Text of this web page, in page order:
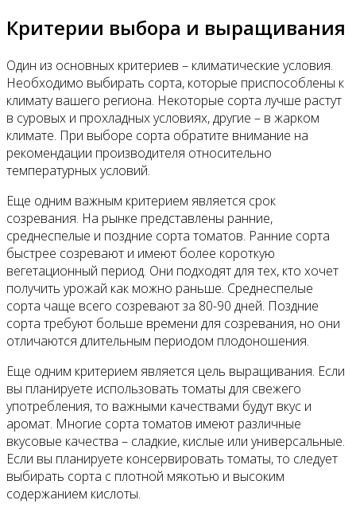
Критерии выбора и выращивания
Один из основных критериев – климатические условия.
Необходимо выбирать сорта, которые приспособлены к
климату вашего региона. Некоторые сорта лучше растут
в суровых и прохладных условиях, другие – в жарком
климате. При выборе сорта обратите внимание на
рекомендации производителя относительно
температурных условий.
Еще одним важным критерием является срок
созревания. На рынке представлены ранние,
среднеспелые и поздние сорта томатов. Ранние сорта
быстрее созревают и имеют более короткую
вегетационный период. Они подходят для тех, кто хочет
получить урожай как можно раньше. Среднеспелые
сорта чаще всего созревают за 80-90 дней. Поздние
сорта требуют больше времени для созревания, но они
отличаются длительным периодом плодоношения.
Еще одним критерием является цель выращивания. Если
вы планируете использовать томаты для свежего
употребления, то важными качествами будут вкус и
аромат. Многие сорта томатов имеют различные
вкусовые качества – сладкие, кислые или универсальные.
Если вы планируете консервировать томаты, то следует
выбирать сорта с плотной мякотью и высоким
содержанием кислоты.